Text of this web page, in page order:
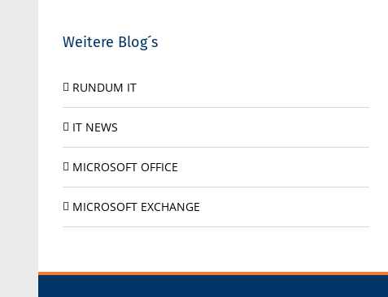
Weitere Blog´s
RUNDUM IT
IT NEWS
MICROSOFT OFFICE
MICROSOFT EXCHANGE